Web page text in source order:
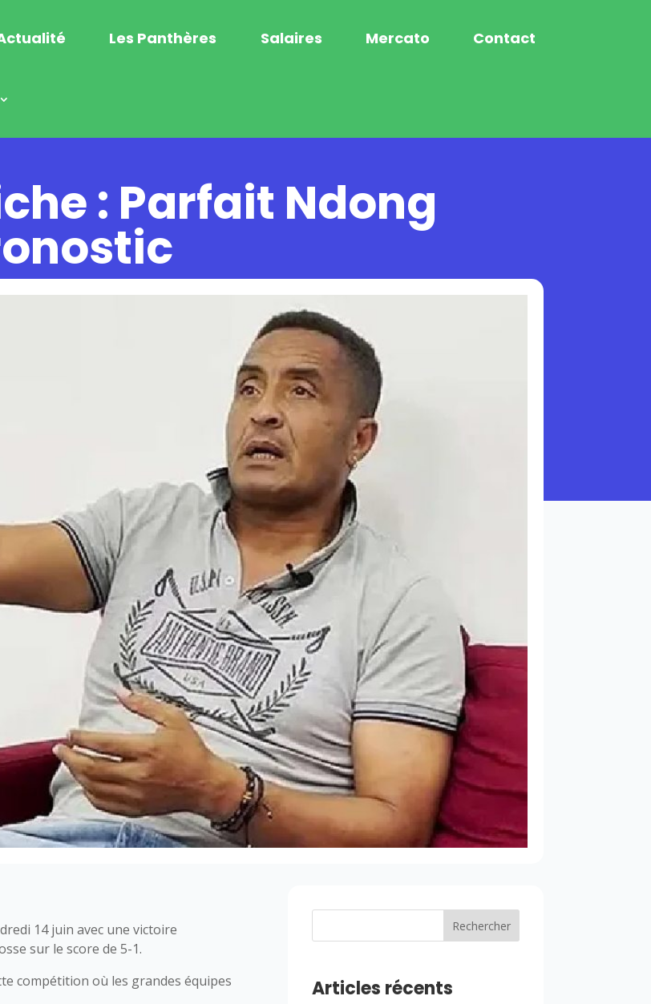
Les Panthères Salaires Mercato Contact
: Parfait Ndong
14 juin avec une victoire
sur le score de 5-1.
compétition où les grandes équipes
Rechercher
Articles récents